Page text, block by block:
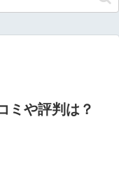
ミや評判は？